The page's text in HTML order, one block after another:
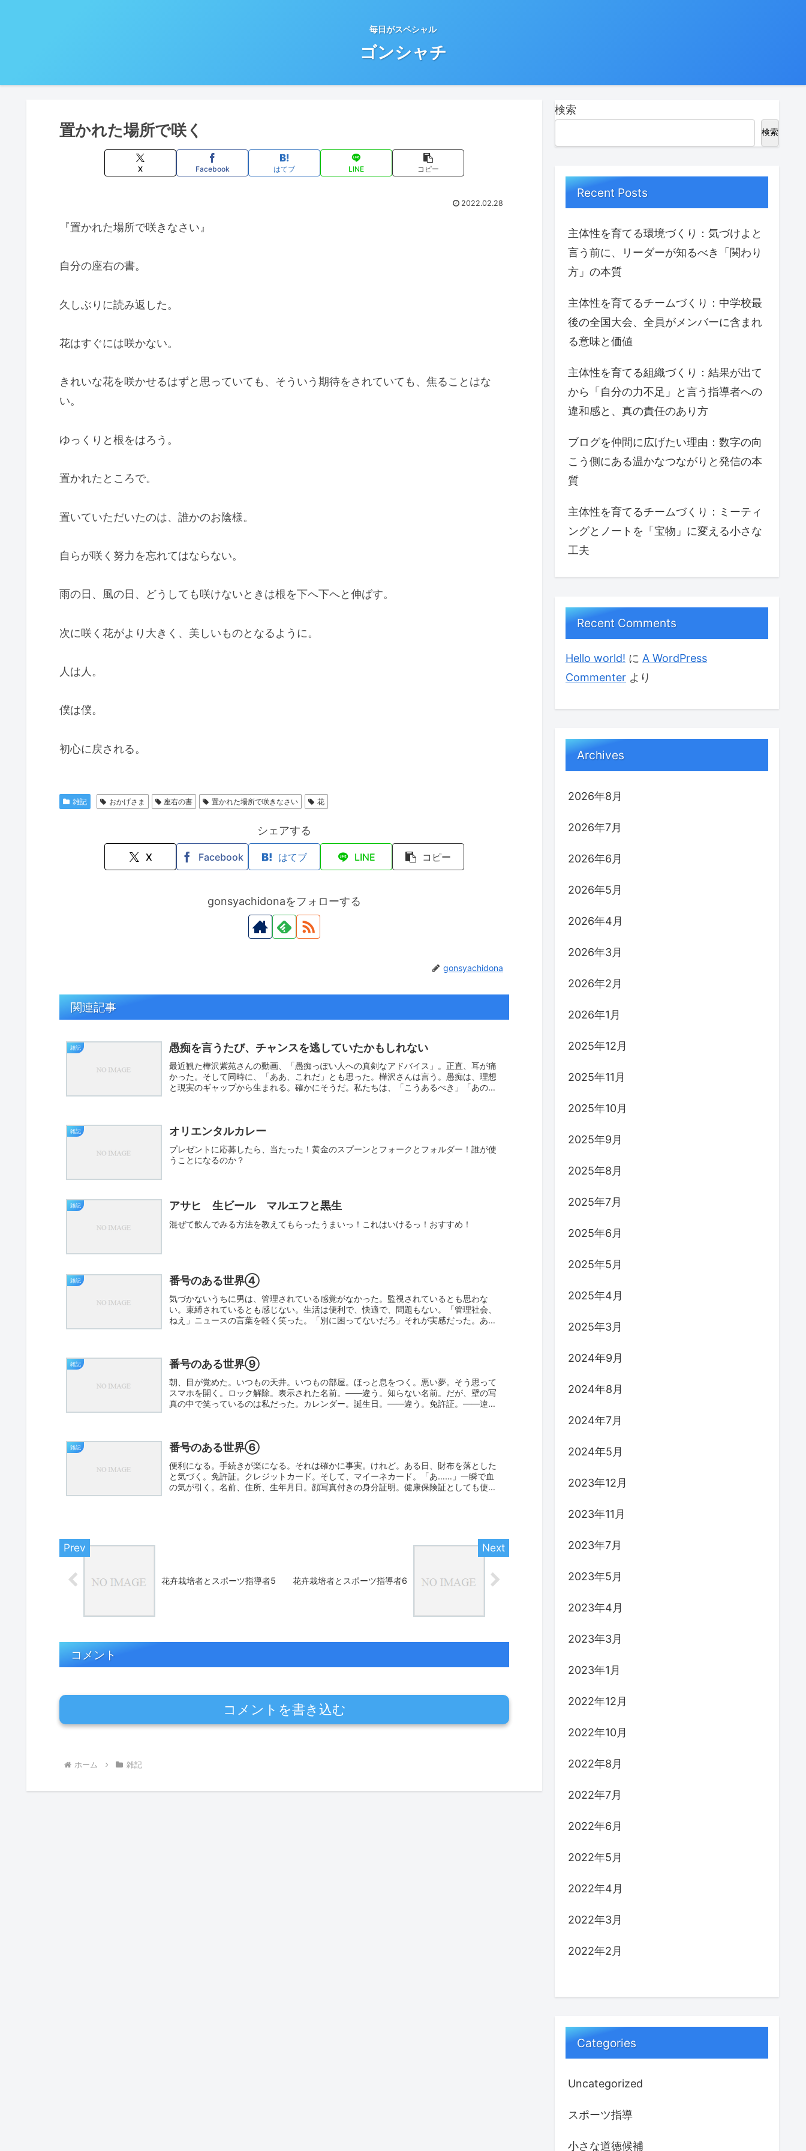
毎日がスペシャル
ゴンシャチ
置かれた場所で咲く
X Facebook はてブ LINE コピー
2022.02.28
『置かれた場所で咲きなさい』
自分の座右の書。
久しぶりに読み返した。
花はすぐには咲かない。
きれいな花を咲かせるはずと思っていても、そういう期待をされていても、焦ることはな
い。
ゆっくりと根をはろう。
置かれたところで。
置いていただいたのは、誰かのお陰様。
自らが咲く努力を忘れてはならない。
雨の日、風の日、どうしても咲けないときは根を下へ下へと伸ばす。
次に咲く花がより大きく、美しいものとなるように。
人は人。
僕は僕。
初心に戻される。
雑記 おかげさま 座右の書 置かれた場所で咲きなさい 花
シェアする
X Facebook はてブ LINE コピー
gonsyachidonaをフォローする
gonsyachidona
関連記事
雑記 愚痴を言うたび、チャンスを逃していたかもしれない
最近観た樺沢紫苑さんの動画、「愚痴っぽい人への真剣なアドバイス」。正直、耳が痛
かった。そして同時に、「ああ、これだ」とも思った。樺沢さんは言う。愚痴は、理想
と現実のギャップから生まれる。確かにそうだ。私たちは、「こうあるべき」「あの人
雑記 オリエンタルカレー
プレゼントに応募したら、当たった！黄金のスプーンとフォークとフォルダー！誰が使
うことになるのか？
雑記 アサヒ 生ビール マルエフと黒生
混ぜて飲んでみる方法を教えてもらったうまいっ！これはいけるっ！おすすめ！
雑記 番号のある世界④
気づかないうちに男は、管理されている感覚がなかった。監視されているとも思わな
い。束縛されているとも感じない。生活は便利で、快適で、問題もない。「管理社会、
ねえ」ニュースの言葉を軽く笑った。「別に困ってないだろ」それが実感だった。ある
雑記 番号のある世界⑨
朝、目が覚めた。いつもの天井。いつもの部屋。ほっと息をつく。悪い夢。そう思って
スマホを開く。ロック解除。表示された名前。――違う。知らない名前。だが、壁の写
真の中で笑っているのは私だった。カレンダー。誕生日。――違う。免許証。――違
雑記 番号のある世界⑥
便利になる。手続きが楽になる。それは確かに事実。けれど。ある日、財布を落とした
と気づく。免許証。クレジットカード。そして、マイーネカード。「あ……」一瞬で血
の気が引く。名前、住所、生年月日。顔写真付きの身分証明。健康保険証としても使え
花卉栽培者とスポーツ指導者5 花卉栽培者とスポーツ指導者6
コメント
コメントを書き込む
ホーム 雑記
検索
検索
Recent Posts
主体性を育てる環境づくり：気づけよと
言う前に、リーダーが知るべき「関わり
方」の本質
主体性を育てるチームづくり：中学校最
後の全国大会、全員がメンバーに含まれ
る意味と価値
主体性を育てる組織づくり：結果が出て
から「自分の力不足」と言う指導者への
違和感と、真の責任のあり方
ブログを仲間に広げたい理由：数字の向
こう側にある温かなつながりと発信の本
質
主体性を育てるチームづくり：ミーティ
ングとノートを「宝物」に変える小さな
工夫
Recent Comments
Hello world! に A WordPress
Commenter より
Archives
2026年8月
2026年7月
2026年6月
2026年5月
2026年4月
2026年3月
2026年2月
2026年1月
2025年12月
2025年11月
2025年10月
2025年9月
2025年8月
2025年7月
2025年6月
2025年5月
2025年4月
2025年3月
2024年9月
2024年8月
2024年7月
2024年5月
2023年12月
2023年11月
2023年7月
2023年5月
2023年4月
2023年3月
2023年1月
2022年12月
2022年10月
2022年8月
2022年7月
2022年6月
2022年5月
2022年4月
2022年3月
2022年2月
Categories
Uncategorized
スポーツ指導
小さな道徳候補